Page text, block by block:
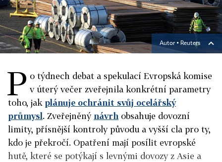
Autor ▪ Reuters
P o týdnech debat a spekulací Evropská komise
v úterý večer zveřejnila konkrétní parametry
toho, jak plánuje ochránit svůj ocelářský
průmysl. Zveřejněný návrh obsahuje dovozní
limity, přísnější kontroly původu a vyšší cla pro ty,
kdo je překročí. Opatření mají posílit evropské
hutě, které se potýkají s levnými dovozy z Asie a